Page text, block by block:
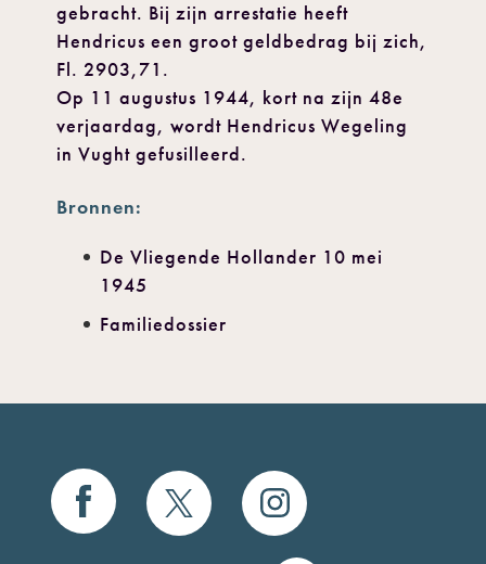
gebracht. Bij zijn arrestatie heeft
Hendricus een groot geldbedrag bij zich,
Fl. 2903,71.
Op 11 augustus 1944, kort na zijn 48e
verjaardag, wordt Hendricus Wegeling
in Vught gefusilleerd.
Bronnen:
De Vliegende Hollander 10 mei
1945
Familiedossier